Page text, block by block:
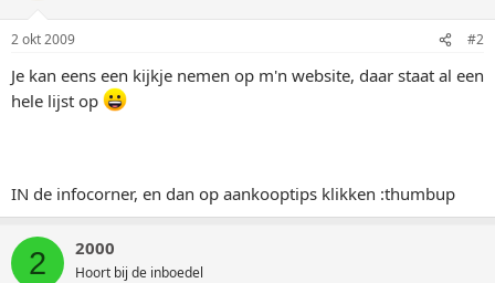
2 okt 2009 #2
Je kan eens een kijkje nemen op m'n website, daar staat al een
hele lijst op
IN de infocorner, en dan op aankooptips klikken :thumbup
2 2000
Hoort bij de inboedel